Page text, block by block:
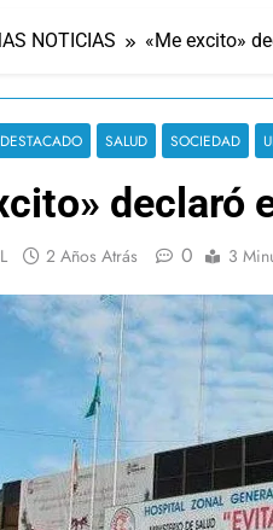
NOTICIAS «Me excito»
DESTACADO SALUD SOCIEDAD
declaró
2 Años Atrás 0 3